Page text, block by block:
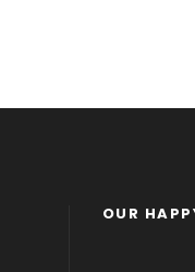
OUR